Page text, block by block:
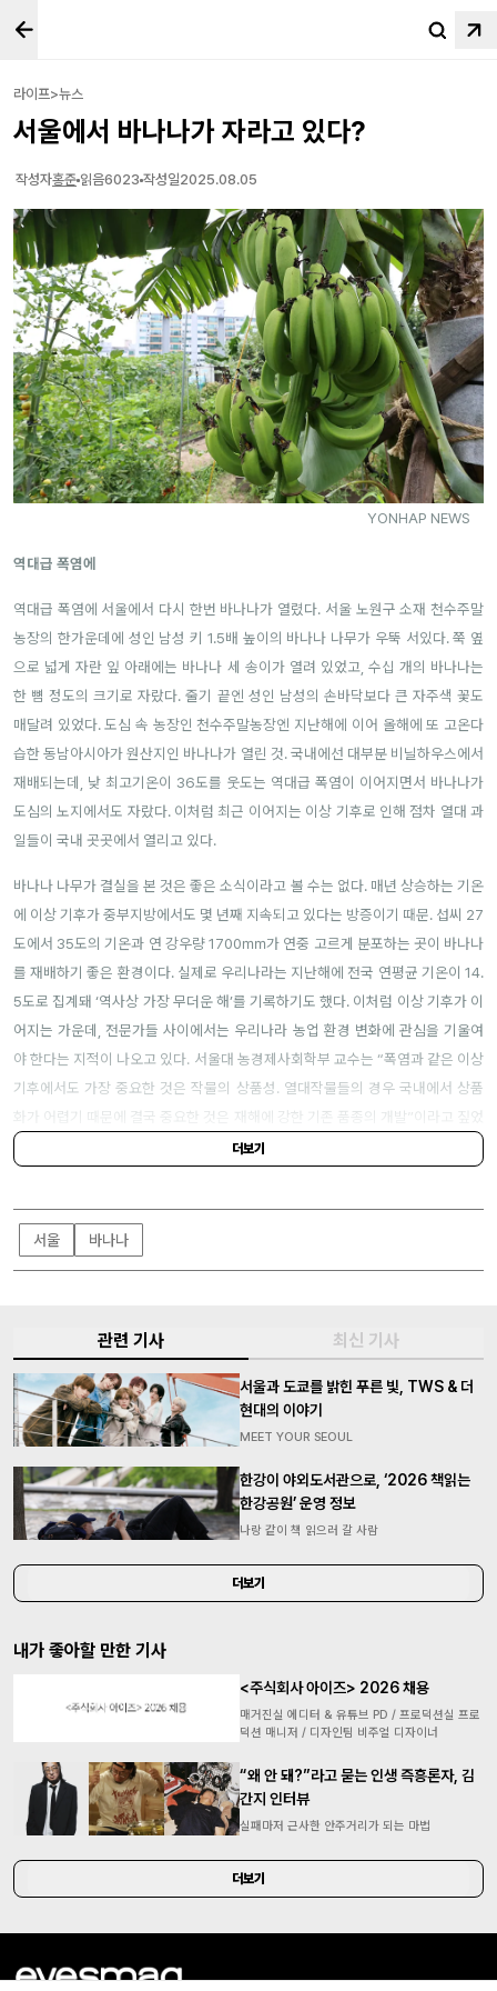
라이프>뉴스
서울에서 바나나가 자라고 있다?
작성자홍준 읽음6023 작성일2025.08.05
YONHAP NEWS
역대급 폭염에
역대급 폭염에 서울에서 다시 한번 바나나가 열렸다. 서울 노원구 소재 천수주말
농장의 한가운데에 성인 남성 키 1.5배 높이의 바나나 나무가 우뚝 서있다. 쭉 옆
으로 넓게 자란 잎 아래에는 바나나 세 송이가 열려 있었고, 수십 개의 바나나는
한 뼘 정도의 크기로 자랐다. 줄기 끝엔 성인 남성의 손바닥보다 큰 자주색 꽃도
매달려 있었다. 도심 속 농장인 천수주말농장엔 지난해에 이어 올해에 또 고온다
습한 동남아시아가 원산지인 바나나가 열린 것. 국내에선 대부분 비닐하우스에서
재배되는데, 낮 최고기온이 36도를 웃도는 역대급 폭염이 이어지면서 바나나가
도심의 노지에서도 자랐다. 이처럼 최근 이어지는 이상 기후로 인해 점차 열대 과
일들이 국내 곳곳에서 열리고 있다.
바나나 나무가 결실을 본 것은 좋은 소식이라고 볼 수는 없다. 매년 상승하는 기온
에 이상 기후가 중부지방에서도 몇 년째 지속되고 있다는 방증이기 때문. 섭씨 27
도에서 35도의 기온과 연 강우량 1700㎜가 연중 고르게 분포하는 곳이 바나나
를 재배하기 좋은 환경이다. 실제로 우리나라는 지난해에 전국 연평균 기온이 14.
5도로 집계돼 ‘역사상 가장 무더운 해’를 기록하기도 했다. 이처럼 이상 기후가 이
어지는 가운데, 전문가들 사이에서는 우리나라 농업 환경 변화에 관심을 기울여
야 한다는 지적이 나오고 있다. 서울대 농경제사회학부 교수는 “폭염과 같은 이상
기후에서도 가장 중요한 것은 작물의 상품성. 열대작물들의 경우 국내에서 상품
화가 어렵기 때문에 결국 중요한 것은 재해에 강한 기존 품종의 개발”이라고 짚었
다.
더보기
서울 바나나
관련 기사 최신 기사
서울과 도쿄를 밝힌 푸른 빛, TWS & 더
현대의 이야기
MEET YOUR SEOUL
한강이 야외도서관으로, ‘2026 책읽는
한강공원’ 운영 정보
나랑 같이 책 읽으러 갈 사람
더보기
내가 좋아할 만한 기사
<주식회사 아이즈> 2026 채용
매거진실 에디터 & 유튜브 PD / 프로덕션실 프로
덕션 매니저 / 디자인팀 비주얼 디자이너
“왜 안 돼?”라고 묻는 인생 즉흥론자, 김
간지 인터뷰
실패마저 근사한 안주거리가 되는 마법
더보기